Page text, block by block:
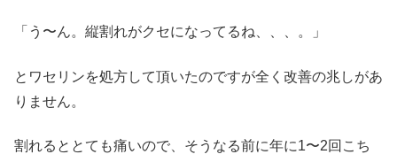
「う〜ん。縦割れがクセになってるね、、、。」
とワセリンを処方して頂いたのですが全く改善の兆しがあ
りません。
割れるととても痛いので、そうなる前に年に1〜2回こち